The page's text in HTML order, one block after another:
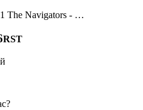
The Navigators - …
RST